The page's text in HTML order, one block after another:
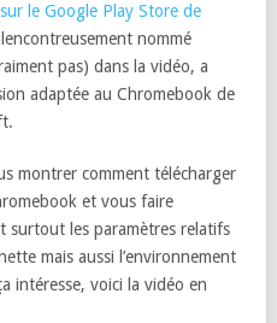
le Google Play Store de
nommé
pas) dans la vidéo, a
adaptée au Chromebook de
montrer comment télécharger
et vous faire
surtout les paramètres relatifs
mais aussi l’environnement
intéresse, voici la vidéo en